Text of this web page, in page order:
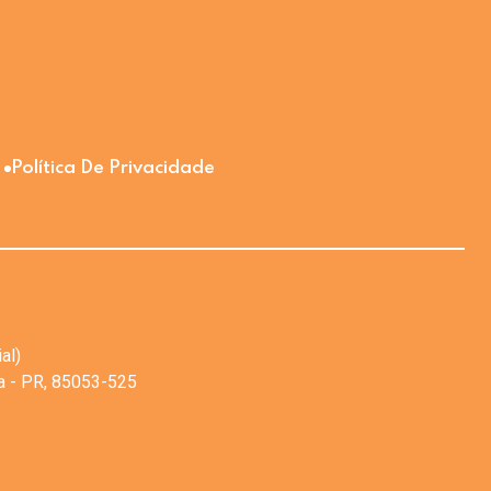
Política De Privacidade
- PR, 85053-525